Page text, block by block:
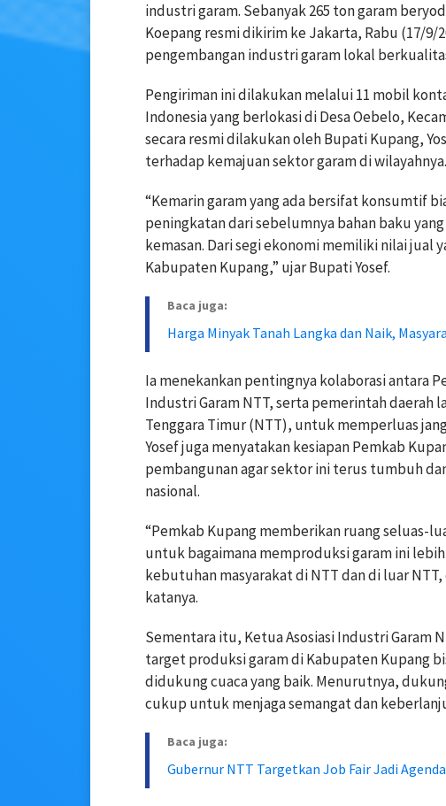
industri garam. Sebanyak 265 ton garam
Koepang resmi dikirim ke Jakarta, Rabu (17/
pengembangan industri garam lokal
Pengiriman ini dilakukan melalui 11 mobil
Indonesia yang berlokasi di Desa Oebelo,
secara resmi dilakukan oleh Bupati Kupang,
terhadap kemajuan sektor garam di wilayahnya.
“Kemarin garam yang ada bersifat konsumtif
peningkatan dari sebelumnya bahan baku
kemasan. Dari segi ekonomi memiliki nilai jual
Kabupaten Kupang,” ujar Bupati Yosef.
Baca juga:
Harga Minyak Tanah Langka dan Naik,
Ia menekankan pentingnya kolaborasi antara
Industri Garam NTT, serta pemerintah daerah
Tenggara Timur (NTT), untuk memperluas
Yosef juga menyatakan kesiapan Pemkab
pembangunan agar sektor ini terus tumbuh
nasional.
“Pemkab Kupang memberikan ruang seluas-
untuk bagaimana memproduksi garam ini
kebutuhan masyarakat di NTT dan di luar
katanya.
Sementara itu, Ketua Asosiasi Industri Garam
target produksi garam di Kabupaten Kupang
didukung cuaca yang baik. Menurutnya,
cukup untuk menjaga semangat dan
Baca juga:
Gubernur NTT Targetkan Job Fair Jadi